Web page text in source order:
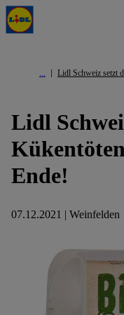
Lidl Schweiz setzt
Lidl
Ende!
07.12.2021 | Weinfelden